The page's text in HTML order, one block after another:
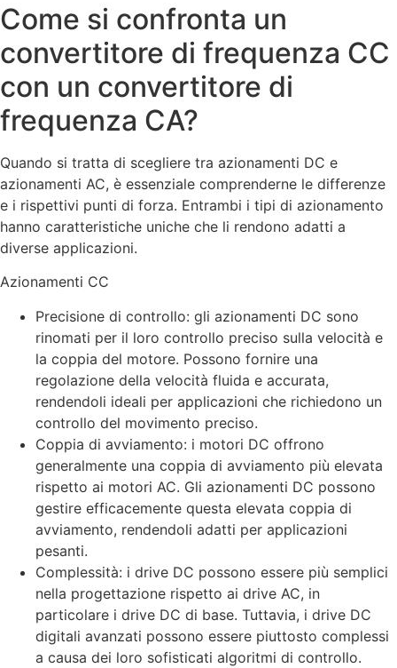
Come si confronta un
convertitore di frequenza CC
con un convertitore di
frequenza CA?
Quando si tratta di scegliere tra azionamenti DC e
azionamenti AC, è essenziale comprenderne le differenze
e i rispettivi punti di forza. Entrambi i tipi di azionamento
hanno caratteristiche uniche che li rendono adatti a
diverse applicazioni.
Azionamenti CC
Precisione di controllo: gli azionamenti DC sono
rinomati per il loro controllo preciso sulla velocità e
la coppia del motore. Possono fornire una
regolazione della velocità fluida e accurata,
rendendoli ideali per applicazioni che richiedono un
controllo del movimento preciso.
Coppia di avviamento: i motori DC offrono
generalmente una coppia di avviamento più elevata
rispetto ai motori AC. Gli azionamenti DC possono
gestire efficacemente questa elevata coppia di
avviamento, rendendoli adatti per applicazioni
pesanti.
Complessità: i drive DC possono essere più semplici
nella progettazione rispetto ai drive AC, in
particolare i drive DC di base. Tuttavia, i drive DC
digitali avanzati possono essere piuttosto complessi
a causa dei loro sofisticati algoritmi di controllo.